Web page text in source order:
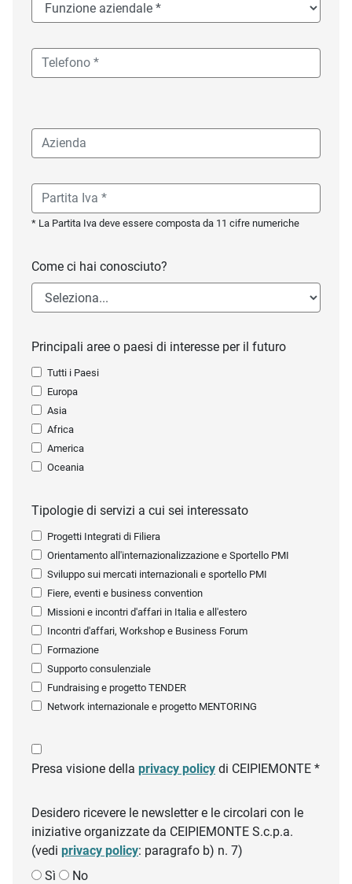
* La Partita Iva deve essere composta da 11 cifre numeriche
Come ci hai conosciuto?
Principali aree o paesi di interesse per il futuro
Tutti i Paesi
Europa
Asia
Africa
America
Oceania
Tipologie di servizi a cui sei interessato
Progetti Integrati di Filiera
Orientamento all'internazionalizzazione e Sportello PMI
Sviluppo sui mercati internazionali e sportello PMI
Fiere, eventi e business convention
Missioni e incontri d'affari in Italia e all'estero
Incontri d'affari, Workshop e Business Forum
Formazione
Supporto consulenziale
Fundraising e progetto TENDER
Network internazionale e progetto MENTORING
Presa visione della privacy policy di CEIPIEMONTE *
Desidero ricevere le newsletter e le circolari con le
iniziative organizzate da CEIPIEMONTE S.c.p.a.
(vedi privacy policy: paragrafo b) n. 7)
Sì
No